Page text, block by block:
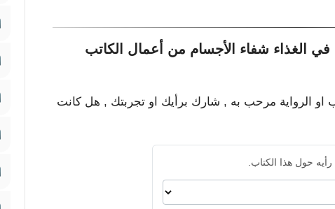
الغذاء شفاء الأجسام من أعمال الكاتب
او الرواية مرحب به , شارك برأيك او تجربتك , هل كانت
حول هذا الكتاب.